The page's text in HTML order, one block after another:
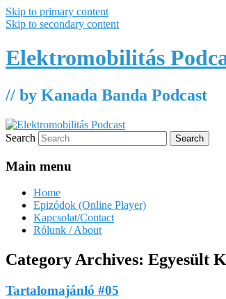
Skip to primary content
Skip to secondary content
Elektromobilitás
// by Kanada Banda Podcast
Search
Main menu
Home
Epizódok (Online Player)
Kapcsolat/Contact
Rólunk / About
Category Archives: Egyesült
Tartalomajánló #05